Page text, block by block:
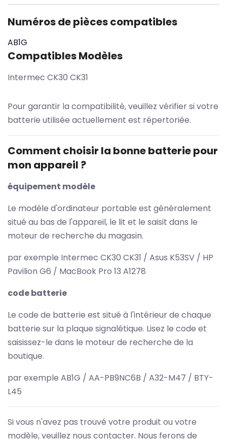
Numéros de pièces compatibles
AB1G
Compatibles Modèles
Intermec CK30 CK31
Pour garantir la compatibilité, veuillez vérifier si votre
batterie utilisée actuellement est répertoriée.
Comment choisir la bonne batterie pour
mon appareil ?
équipement modèle
Le modèle d'ordinateur portable est généralement
situé au bas de l'appareil, le lit et le saisit dans le
moteur de recherche du magasin.
par exemple Intermec CK30 CK31 / Asus K53SV / HP
Pavilion G6 / MacBook Pro 13 A1278
code batterie
Le code de batterie est situé à l'intérieur de chaque
batterie sur la plaque signalétique. Lisez le code et
saisissez-le dans le moteur de recherche de la
boutique.
par exemple AB1G / AA-PB9NC6B / A32-M47 / BTY-
L45
Si vous n'avez pas trouvé votre produit ou votre
modèle, veuillez nous contacter. Nous ferons de